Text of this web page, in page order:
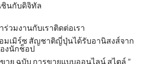
นกับดิจิทัล
วมงานกับเราติดต่อเรา
มเมิร์ซ สัญชาติญี่ปุ่นได้รับอานิสงส์จาก
งนักช็อป
าย ฉบับ การขายแบบออนไลน์ สไตล์ ”